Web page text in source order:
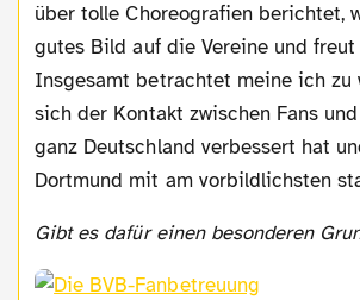
über tolle Choreografien berichtet,
gutes Bild auf die Vereine und freut
Insgesamt betrachtet meine ich zu
sich der Kontakt zwischen Fans
ganz Deutschland verbessert hat
Dortmund mit am vorbildlichsten
Gibt es dafür einen besonderen